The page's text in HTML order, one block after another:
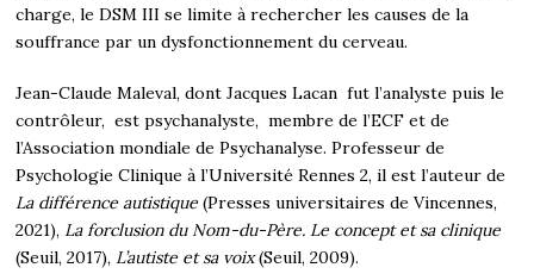
charge, le DSM III se limite à rechercher les causes de la
souffrance par un dysfonctionnement du cerveau.
Jean-Claude Maleval, dont Jacques Lacan fut l’analyste puis le
contrôleur, est psychanalyste, membre de l’ECF et de
l’Association mondiale de Psychanalyse. Professeur de
Psychologie Clinique à l’Université Rennes 2, il est l’auteur de
La différence autistique (Presses universitaires de Vincennes,
2021), La forclusion du Nom-du-Père. Le concept et sa clinique
(Seuil, 2017), L’autiste et sa voix(Seuil, 2009).